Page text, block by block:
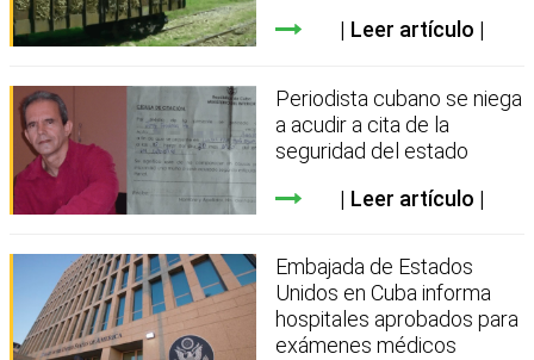
Leer artículo
Periodista cubano se niega
a acudir a cita de la
seguridad del estado
Leer artículo
Embajada de Estados
Unidos en Cuba informa
hospitales aprobados para
exámenes médicos